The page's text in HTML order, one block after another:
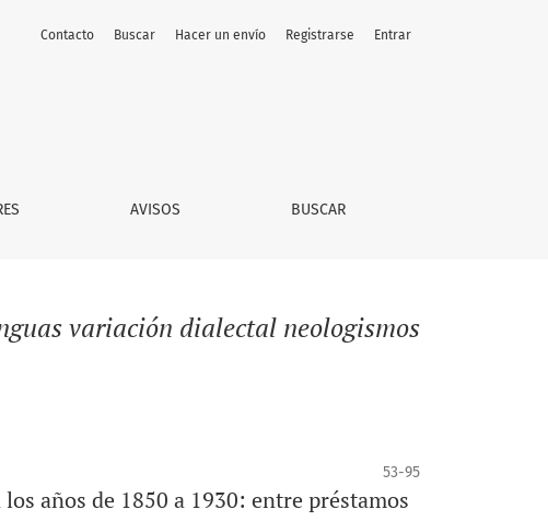
AVISOS BUSCAR
Contacto Buscar Hacer un envío Registrarse Entrar
variación dialectal neologismos
53-95
años de 1850 a 1930: entre préstamos